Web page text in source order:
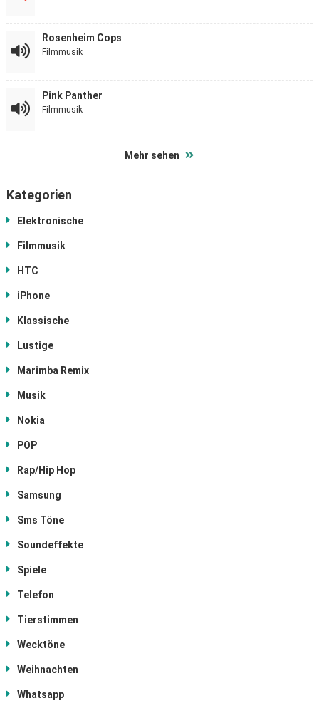
Rosenheim Cops
Filmmusik
Pink Panther
Filmmusik
Mehr sehen
Kategorien
Elektronische
Filmmusik
HTC
iPhone
Klassische
Lustige
Marimba Remix
Musik
Nokia
POP
Rap/Hip Hop
Samsung
Sms Töne
Soundeffekte
Spiele
Telefon
Tierstimmen
Wecktöne
Weihnachten
Whatsapp